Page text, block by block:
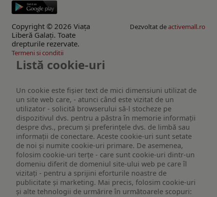
Copyright © 2026 Viaţa
Liberă Galaţi. Toate
drepturile rezervate.
Dezvoltat deactivemall.ro
Termeni si conditii
Listă cookie-uri
Un cookie este fişier text de mici dimensiuni utilizat de
un site web care, - atunci când este vizitat de un
utilizator - solicită browserului să-l stocheze pe
dispozitivul dvs. pentru a păstra în memorie informații
despre dvs., precum și preferințele dvs. de limbă sau
informații de conectare. Aceste cookie-uri sunt setate
de noi și numite cookie-uri primare. De asemenea,
folosim cookie-uri terțe - care sunt cookie-uri dintr-un
domeniu diferit de domeniul site-ului web pe care îl
vizitați - pentru a sprijini eforturile noastre de
publicitate și marketing. Mai precis, folosim cookie-uri
și alte tehnologii de urmărire în următoarele scopuri: